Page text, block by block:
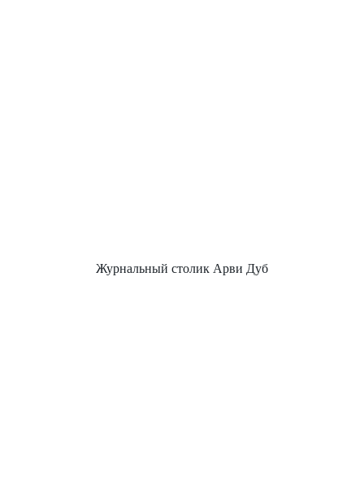
Журнальный столик Арви Дуб